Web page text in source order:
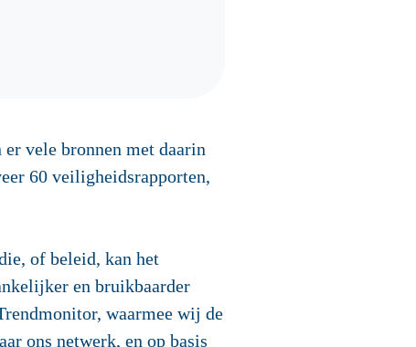
vele bronnen met daarin
60 veiligheidsrapporten,
of beleid, kan het
en bruikbaarder
waarmee wij de
ons netwerk, en op basis